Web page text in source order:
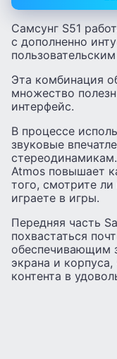
Самсунг S51
с дополненно
Эта комбинация
множество
интерфейс.
В процессе
звуковые
Atmos повышает
того, смотрите
играете в игры.
Передняя часть
похвастаться
обеспечивающим
экрана и
контента в